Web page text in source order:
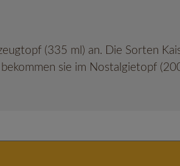
(335 ml) an. Die Sorten
sie im Nostalgietopf